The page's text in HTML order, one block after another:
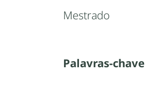
Mestrado
Palavras-chave